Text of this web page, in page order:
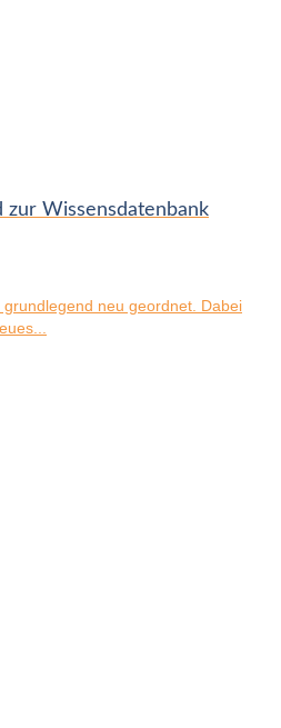
Wissensdatenbank
neu geordnet. Dabei